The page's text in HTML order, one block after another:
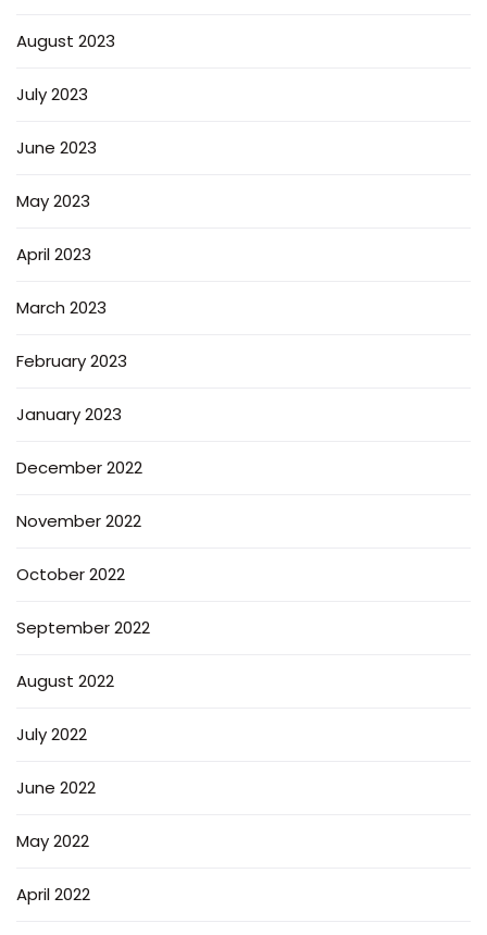
August 2023
July 2023
June 2023
May 2023
April 2023
March 2023
February 2023
January 2023
December 2022
November 2022
October 2022
September 2022
August 2022
July 2022
June 2022
May 2022
April 2022